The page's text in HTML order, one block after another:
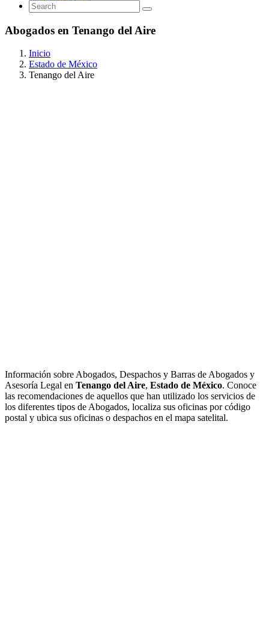
Abogados en Tenango del Aire
Inicio
Estado de México
Tenango del Aire
Información sobre Abogados, Despachos y Barras de Abogados y
Asesoría Legal en Tenango del Aire, Estado de México. Conoce
las recomendaciones de aquellos que han utilizado los servicios de
los diferentes tipos de Abogados, localiza sus oficinas por código
postal y ubica sus oficinas o despachos en el mapa satelital.